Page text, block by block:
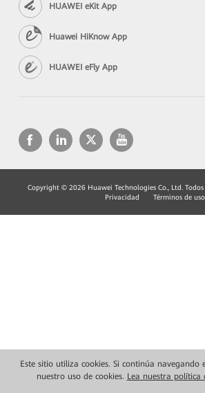
Este sitio utiliza cookies. Si continúa navegando
nuestro uso de cookies. Lea nuestra política
HUAWEI eKit App
Huawei HiKnow App
HUAWEI eFly App
Copyright © 2026 Huawei Technologies Co., Ltd. Todos
Privacidad
Términos de uso